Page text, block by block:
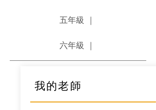
五年級 ｜
六年級 ｜
我的老師